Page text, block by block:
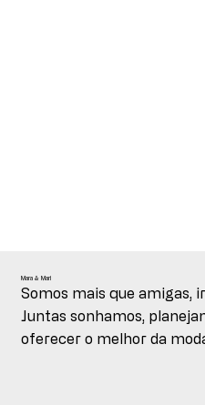
Mara & Mari
Somos mais que amigas,
Juntas sonhamos,
oferecer o melhor da